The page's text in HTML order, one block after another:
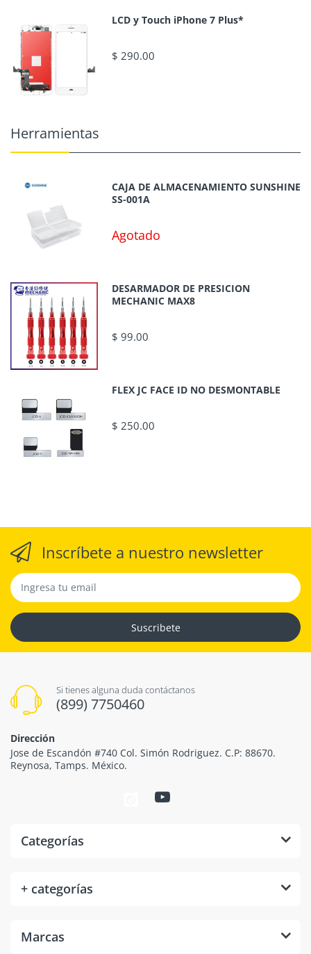
LCD y Touch iPhone 7 Plus*
$ 290.00
Herramientas
CAJA DE ALMACENAMIENTO SUNSHINE
SS-001A
Agotado
DESARMADOR DE PRESICION
MECHANIC MAX8
$ 99.00
FLEX JC FACE ID NO DESMONTABLE
$ 250.00
Inscríbete a nuestro newsletter
Suscribete
Si tienes alguna duda contáctanos
(899) 7750460
Dirección
Jose de Escandón #740 Col. Simón Rodriguez. C.P: 88670.
Reynosa, Tamps. México.
Categorías
+ categorías
Marcas